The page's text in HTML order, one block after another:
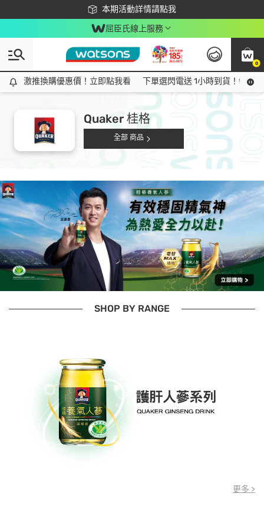
本期活動詳情請點我
下載app最高回饋$350
屈臣氏線上服務
0
激推換購優惠價！立即點我看
激推換購優惠價！立即點我看 下單選閃電送 1小時到貨！領神
Quaker 桂格
全部 商品
SHOP BY RANGE
更多 >